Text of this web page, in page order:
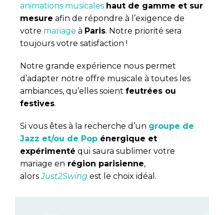
animations musicales haut de gamme et sur
mesure afin de répondre à l’exigence de
votre mariage à Paris. Notre priorité sera
toujours votre satisfaction !
Notre grande expérience nous permet
d’adapter notre offre musicale à toutes les
ambiances, qu’elles soient feutrées ou
festives.
Si vous êtes à la recherche d’un groupe de
Jazz et/ou de Pop énergique et
expérimenté qui saura sublimer votre
mariage en région parisienne,
alorsJust2Swing est le choix idéal.